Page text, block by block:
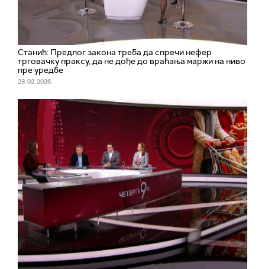
Станић: Предлог закона треба да спречи нефер
трговачку праксу, да не дође до враћања маржи на ниво
пре уредбе
23. 02. 2026.